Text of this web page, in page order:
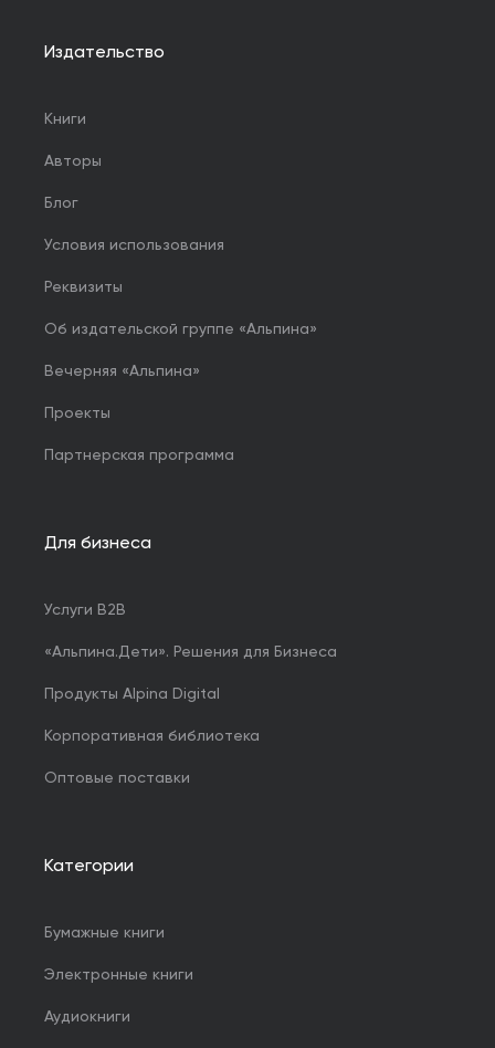
Издательство
Книги
Авторы
Блог
Условия использования
Реквизиты
Об издательской группе «Альпина»
Вечерняя «Альпина»
Проекты
Партнерская программа
Для бизнеса
Услуги B2B
«Альпина.Дети». Решения для Бизнеса
Продукты Alpina Digital
Корпоративная библиотека
Оптовые поставки
Категории
Бумажные книги
Электронные книги
Аудиокниги